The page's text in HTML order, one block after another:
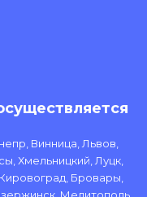
Винница, Львов,
Хмельницкий, Луцк,
Бровары,